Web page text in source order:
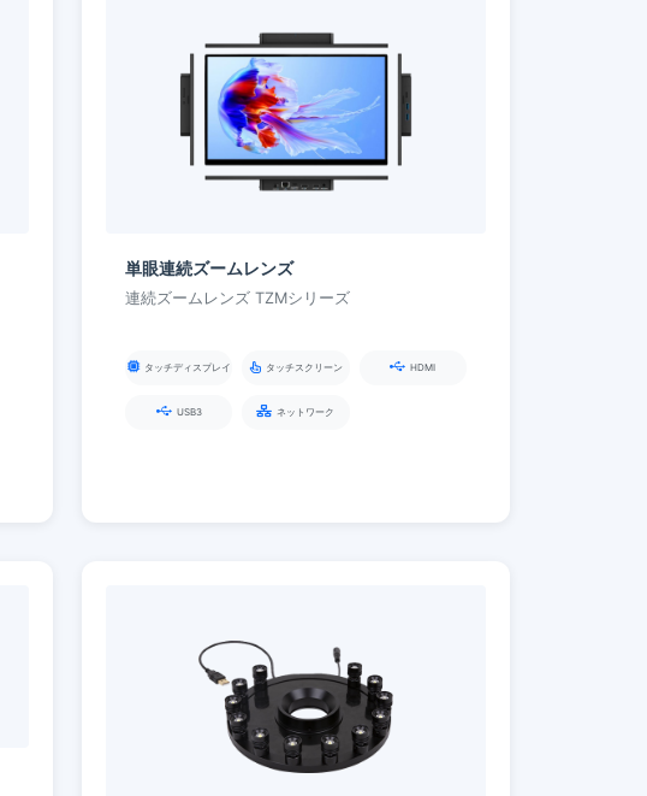
単眼連続ズームレンズ
連続ズームレンズ TZMシリーズ
タッチディスプレイ タッチスクリーン HDMI
USB3 ネットワーク